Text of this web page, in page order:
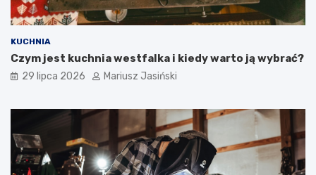
KUCHNIA
Czym jest kuchnia westfalka i kiedy warto ją wybrać?
29 lipca 2026 Mariusz Jasiński